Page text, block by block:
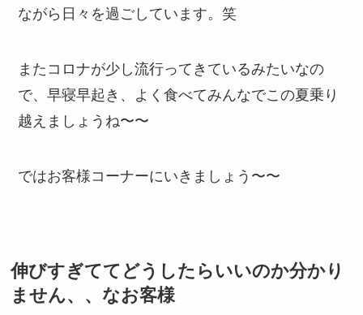
ながら日々を過ごしています。笑
またコロナが少し流行ってきているみたいなの
で、早寝早起き、よく食べてみんなでこの夏乗り
越えましょうね〜〜
ではお客様コーナーにいきましょう〜〜
伸びすぎててどうしたらいいのか分かり
ません、、なお客様